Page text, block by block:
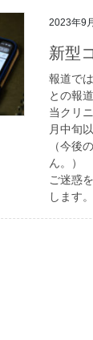
2023年9
新型
報道で
との報
当クリ
月中旬
（今後
ん。）
ご迷惑
します。